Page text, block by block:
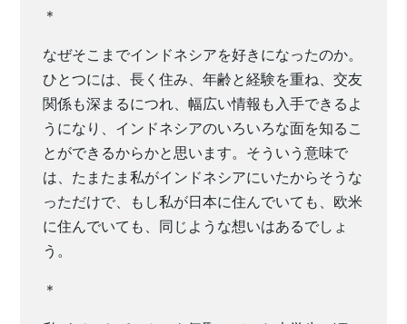
＊
なぜそこまでインドネシアを好きになったのか。
ひとつには、長く住み、年齢と経験を重ね、交友
関係も深まるにつれ、幅広い情報も入手できるよ
うになり、インドネシアのいろいろな面を知るこ
とができるからかと思います。そういう意味で
は、たまたま私がインドネシアにいたからそうな
っただけで、もし私が日本に住んでいても、欧米
に住んでいても、同じような想いはあるでしょ
う。
＊